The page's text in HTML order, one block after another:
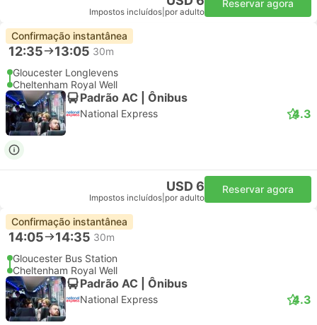
Impostos incluídos por adulto
Reservar agora
Confirmação instantânea
12:35 13:05 30m
Gloucester Longlevens
Cheltenham Royal Well
Padrão AC | Ônibus
National Express 4.3
USD 6
Impostos incluídos por adulto
Reservar agora
Confirmação instantânea
14:05 14:35 30m
Gloucester Bus Station
Cheltenham Royal Well
Padrão AC | Ônibus
National Express 4.3